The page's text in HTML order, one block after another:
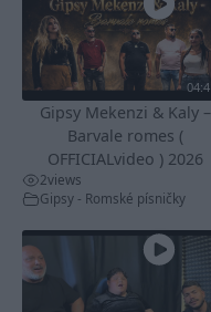
Gipsy Mekenzi & Kaly –
Barvale romes (
OFFICIALvideo ) 2026
2views
Gipsy - Romské písničky